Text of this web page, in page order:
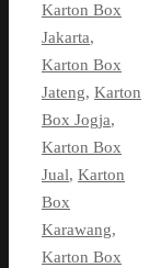
Karton Box
Jakarta,
Karton Box
Jateng, Karton
Box Jogja,
Karton Box
Jual, Karton
Box
Karawang,
Karton Box